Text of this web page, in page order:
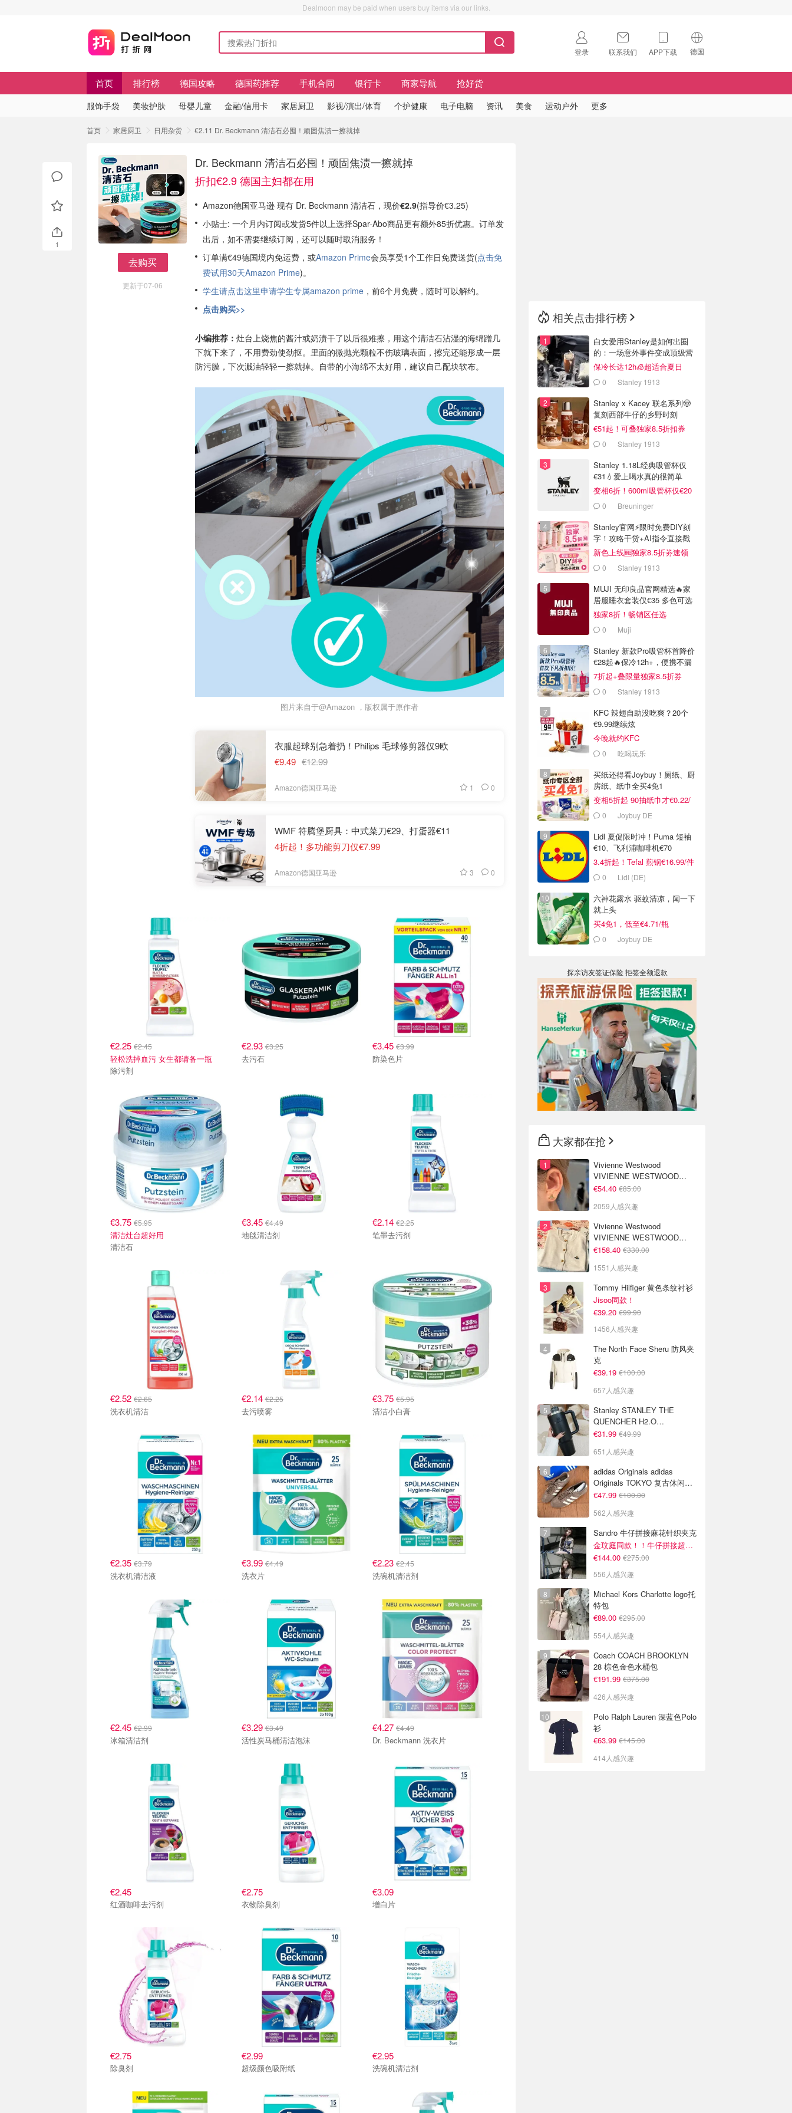
Dealmoon may be paid when users buy items via our links.
登录 联系我们 APP下载 德国
🇺🇸
首页 排行榜 德国攻略 德国药推荐 手机合同 银行卡 商家导航 抢好货
服饰手袋 美妆护肤 母婴儿童 金融/信用卡 家居厨卫 影视/演出/体育 个护健康 电子电脑 资讯 美食 运动户外 更多
首页 家居厨卫 日用杂货 €2.11 Dr. Beckmann 清洁石必囤！顽固焦渍一擦就掉
去购买
更新于07-06
Dr. Beckmann 清洁石必囤！顽固焦渍一擦就掉
折扣€2.9 德国主妇都在用
Amazon德国亚马逊 现有 Dr. Beckmann 清洁石，现价€2.9(指导价€3.25)
小贴士: 一个月内订阅或发货5件以上选择Spar-Abo商品更有额外85折优惠。订单发
出后，如不需要继续订阅，还可以随时取消服务！
订单满€49德国境内免运费，或Amazon Prime会员享受1个工作日免费送货(点击免
费试用30天Amazon Prime)。
学生请点击这里申请学生专属amazon prime ，前6个月免费，随时可以解约。
点击购买>>
小编推荐： 灶台上烧焦的酱汁或奶渍干了以后很难擦，用这个清洁石沾湿的海绵蹭几
下就下来了，不用费劲使劲抠。里面的微抛光颗粒不伤玻璃表面，擦完还能形成一层
防污膜，下次溅油轻轻一擦就掉。自带的小海绵不太好用，建议自己配块软布。
图片来自于@Amazon ，版权属于原作者
衣服起球别急着扔！Philips 毛球修剪器仅9欧
€9.49 €12.99
Amazon德国亚马逊 1 0
WMF 符腾堡厨具：中式菜刀€29、打蛋器€11
4折起！多功能剪刀仅€7.99
Amazon德国亚马逊 3 0
€2.25 €2.45
轻松洗掉血污 女生都请备一瓶
除污剂
€2.93€3.25
去污石
€3.45 €3.99
防染色片
€3.75 €5.95
清洁灶台超好用
清洁石
€3.45€4.49
地毯清洁剂
€2.14 €2.25
笔墨去污剂
€2.52 €2.65
洗衣机清洁
€2.14€2.25
去污喷雾
€3.75 €5.95
清洁小白膏
€2.35 €3.79
洗衣机清洁液
€3.99€4.49
洗衣片
€2.23 €2.45
洗碗机清洁剂
€2.45 €2.99
冰箱清洁剂
€3.29€3.49
活性炭马桶清洁泡沫
€4.27 €4.49
Dr. Beckmann 洗衣片
€2.45
红酒咖啡去污剂
€2.75
衣物除臭剂
€3.09
增白片
€2.75
除臭剂
€2.99
超级颜色吸附纸
€2.95
洗碗机清洁剂
1
相关点击排行榜
白女爱用Stanley是如何出圈
的：一场意外事件变成顶级营
销案例
保冷长达12h🧊超适合夏日
0 Stanley 1913
Stanley x Kacey 联名系列🤠
复刻西部牛仔的乡野时刻
€51起！可叠独家8.5折扣券
0 Stanley 1913
Stanley 1.18L经典吸管杯仅
€31💧爱上喝水真的很简单
变相6折！600ml吸管杯仅€20
0 Breuninger
Stanley官网⚡️限时免费DIY刻
字！攻略干货+AI指令直接戳
新色上线🆓独家8.5折劵速领
0 Stanley 1913
MUJI 无印良品官网精选🔥家
居服睡衣套装仅€35 多色可选
独家8折！畅销区任选
0 Muji
Stanley 新款Pro吸管杯首降价
€28起🔥保冷12h+，便携不漏
水
7折起+叠限量独家8.5折券
0 Stanley 1913
KFC 辣翅自助没吃爽？20个
€9.99继续炫
今晚就约KFC
0 吃喝玩乐
买纸还得看Joybuy！厕纸、厨
房纸、纸巾全买4免1
变相5折起 90抽纸巾才€0.22/
包 0 Joybuy DE
Lidl 夏促限时冲！Puma 短袖
€10、飞利浦咖啡机€70
3.4折起！Tefal 煎锅€16.99/件
0 Lidl (DE)
六神花露水 驱蚊清凉，闻一下
就上头
买4免1，低至€4.71/瓶
0 Joybuy DE
探亲访友签证保险 拒签全额退款
大家都在抢
Vivienne Westwood
VIVIENNE WESTWOOD
Nano Solitaire 耳环
€54.40 €85.00
2059人感兴趣
Vivienne Westwood
VIVIENNE WESTWOOD
'Bea' 短款开衫
€158.40 €330.00
1551人感兴趣
Tommy Hilfiger 黄色条纹衬衫
Jisoo同款！
€39.20 €99.90
1456人感兴趣
The North Face Sheru 防风夹
克
€39.19 €100.00
657人感兴趣
Stanley STANLEY THE
QUENCHER H2.O
FLOWSTATE 保温杯 1.18L 黑
€31.99 €49.99
651人感兴趣
adidas Originals adidas
Originals TOKYO 复古休闲鞋
深棕色
€47.99 €100.00
562人感兴趣
Sandro 牛仔拼接麻花针织夹克
金玟庭同款！！牛仔拼接超有层次感
€144.00 €275.00
556人感兴趣
Michael Kors Charlotte logo托
特包
€89.00 €295.00
554人感兴趣
Coach COACH BROOKLYN
28 棕色金色水桶包
€191.99 €375.00
426人感兴趣
Polo Ralph Lauren 深蓝色Polo
衫
€63.99 €145.00
414人感兴趣